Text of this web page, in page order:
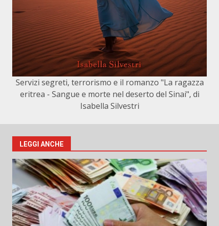
Servizi segreti, terrorismo e il romanzo "La ragazza
eritrea - Sangue e morte nel deserto del Sinai", di
Isabella Silvestri
LEGGI ANCHE